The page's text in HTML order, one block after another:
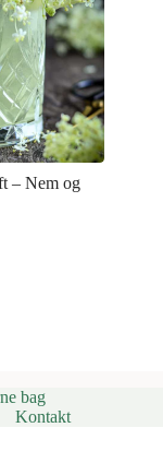
– Nem og
bag
Kontakt